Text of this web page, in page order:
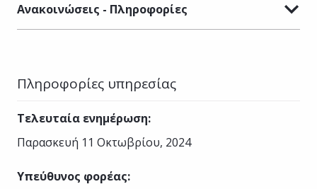
Ανακοινώσεις - Πληροφορίες
Πληροφορίες υπηρεσίας
Τελευταία ενημέρωση:
Παρασκευή 11 Οκτωβρίου, 2024
Υπεύθυνος φορέας: